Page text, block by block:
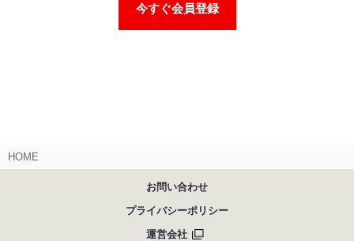
今すぐ会員登録
HOME
お問い合わせ
プライバシーポリシー
運営会社